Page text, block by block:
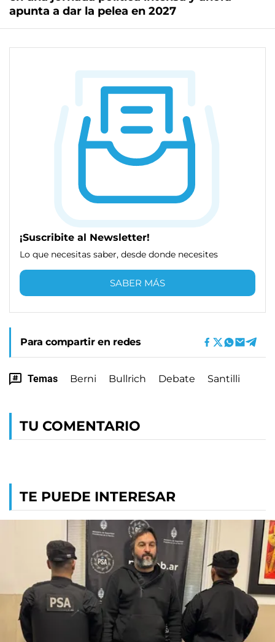
apunta a dar la pelea en 2027
¡Suscribite al Newsletter!
Lo que necesitas saber, desde donde necesites
SABER MÁS
Para compartir en redes
Temas Berni Bullrich Debate Santilli
TU COMENTARIO
TE PUEDE INTERESAR